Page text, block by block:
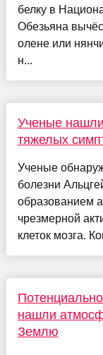
белку в
Обезьяна
олене или
н...
Ученые
тяжелых
Ученые
болезни
образованием
чрезмерной
клеток мозга.
нашли
Землю